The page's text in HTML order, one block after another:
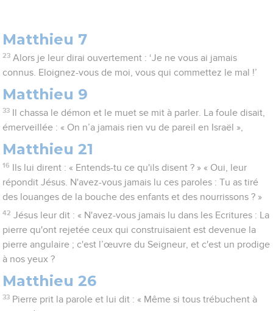
Matthieu 7
23 Alors je leur dirai ouvertement : ‘Je ne vous ai jamais
connus. Eloignez-vous de moi, vous qui commettez le mal !’
Matthieu 9
33
Il chassa le démon et le muet se mit à parler. La foule disait,
émerveillée : « On n’a jamais rien vu de pareil en Israël »,
Matthieu 21
16
Ils lui dirent : « Entends-tu ce qu'ils disent ? » « Oui, leur
répondit Jésus. N'avez-vous jamais lu ces paroles : Tu as tiré
des louanges de la bouche des enfants et des nourrissons ? »
42 Jésus leur dit : « N'avez-vous jamais lu dans les Ecritures : La
pierre qu'ont rejetée ceux qui construisaient est devenue la
pierre angulaire ; c'est l’œuvre du Seigneur, et c'est un prodige
à nos yeux ?
Matthieu 26
33 Pierre prit la parole et lui dit : « Même si tous trébuchent à